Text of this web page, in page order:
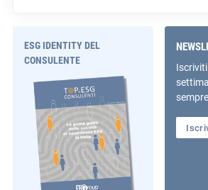
ESG IDENTITY DEL
CONSULENTE